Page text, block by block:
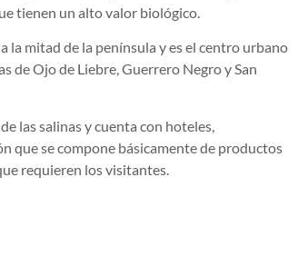
tienen un alto valor biológico.
la mitad de la península y es el centro urbano
de Ojo de Liebre, Guerrero Negro y San
las salinas y cuenta con hoteles,
que se compone básicamente de productos
requieren los visitantes.